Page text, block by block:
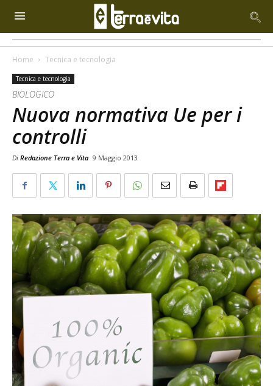
Home Tecnica e tecnologia
Tecnica e tecnologia
BIOLOGICO
Nuova normativa Ue per i
controlli
Di Redazione Terra e Vita 9 Maggio 2013